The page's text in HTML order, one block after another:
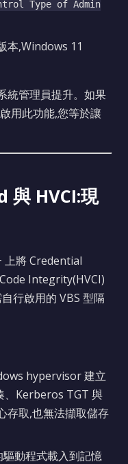
Type of Admin
本,Windows 11
統管理員提升。如果
用此功能,您等於讓
HVCI:現
將 Credential
Integrity(HVCI)
行啟用的 VBS 型隔
hypervisor 建立
、Kerberos TGT 與
存取,也無法擷取儲存
動程式載入到記憶